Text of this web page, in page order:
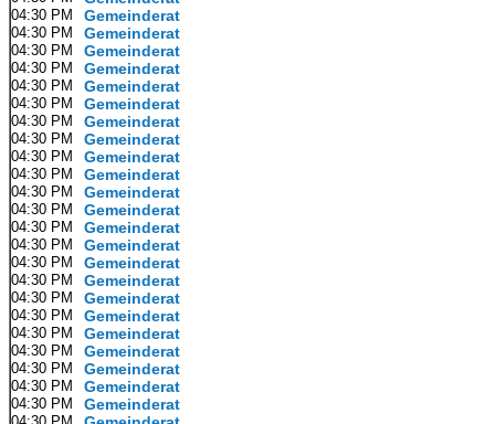
04:30 PM Gemeinderat
04:30 PM Gemeinderat
04:30 PM Gemeinderat
04:30 PM Gemeinderat
04:30 PM Gemeinderat
04:30 PM Gemeinderat
04:30 PM Gemeinderat
04:30 PM Gemeinderat
04:30 PM Gemeinderat
04:30 PM Gemeinderat
04:30 PM Gemeinderat
04:30 PM Gemeinderat
04:30 PM Gemeinderat
04:30 PM Gemeinderat
04:30 PM Gemeinderat
04:30 PM Gemeinderat
04:30 PM Gemeinderat
04:30 PM Gemeinderat
04:30 PM Gemeinderat
04:30 PM Gemeinderat
04:30 PM Gemeinderat
04:30 PM Gemeinderat
04:30 PM Gemeinderat